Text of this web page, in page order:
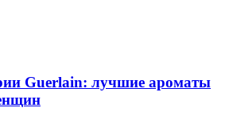
Guerlain: лучшие ароматы